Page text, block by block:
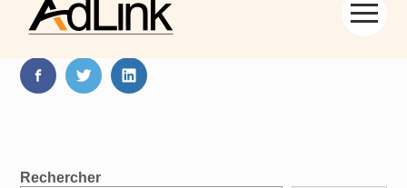
Aller
au
Partager :
FaceBookTwitterLinkedIn
Blog
Rechercher